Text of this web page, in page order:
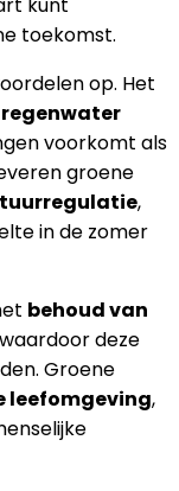
toekomst.
op. Het
regenwater
voorkomt als
groene
,
in de zomer
behoud van
deze
Groene
leefomgeving,